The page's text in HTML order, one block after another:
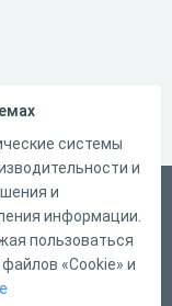
системы
и
и
информации.
пользоваться
«Cookie» и